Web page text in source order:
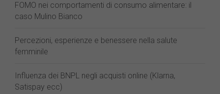
FOMO nei comportamenti di consumo alimentare: il
caso Mulino Bianco
Percezioni, esperienze e benessere nella salute
femminile
Influenza dei BNPL negli acquisti online (Klarna,
Satispay ecc)